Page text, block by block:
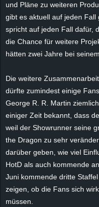
und Pläne zu weiteren
gibt es aktuell auf jeden Fall
spricht auf jeden Fall dafür,
die Chance für weitere
hätten zwei Jahre bei
Die weitere
dürfte zumindest einige
George R. R. Martin
einiger Zeit bekannt, dass
weil der Showrunner seine
the Dragon zu sehr
darüber geben, wie viel
HotD als auch kommende
Juni kommende dritte
zeigen, ob die Fans sich
müssen.